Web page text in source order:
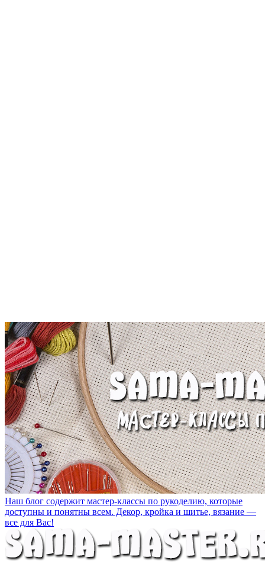
Наш блог содержит мастер-классы по рукоделию, которые
доступны и понятны всем. Декор, кройка и шитье, вязание —
все для Вас!